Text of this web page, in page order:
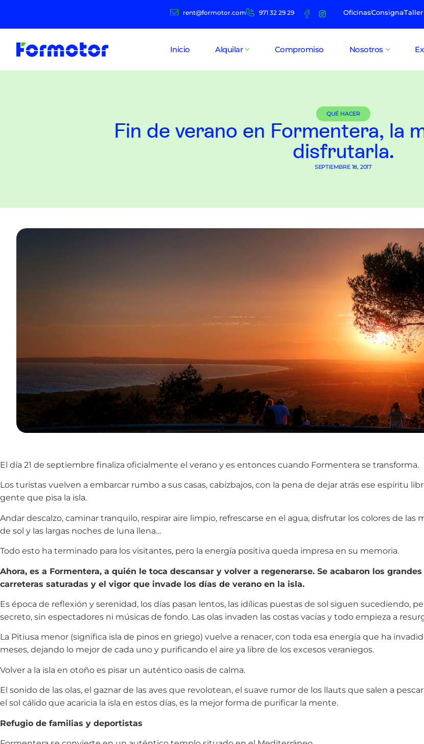
rent@formotor.com 971 32 29 29 OficinasConsignaTaller
Inicio Alquilar Compromiso Nosotros
QUÉ HACER
Fin de verano en Formentera, la
disfrutarla.
SEPTIEMBRE 18, 2017
El día 21 de septiembre finaliza oficialmente el verano y es entonces cuando Formentera se transforma.
Los turistas vuelven a embarcar rumbo a sus casas, cabizbajos, con la pena de dejar atrás ese espíritu
gente que pisa la isla.
Andar descalzo, caminar tranquilo, respirar aire limpio, refrescarse en el agua, disfrutar los colores de las
de sol y las largas noches de luna llena…
Todo esto ha terminado para los visitantes, pero la energía positiva queda impresa en su memoria.
Ahora, es a Formentera, a quién le toca descansar y volver a regenerarse. Se acabaron los
carreteras saturadas y el vigor que invade los días de verano en la isla.
Es época de reflexión y serenidad, los días pasan lentos, las idílicas puestas de sol siguen sucediendo,
secreto, sin espectadores ni músicas de fondo. Las olas invaden las costas vacías y todo empieza a
La Pitiusa menor (significa isla de pinos en griego) vuelve a renacer, con toda esa energía que ha
meses, dejando lo mejor de cada uno y purificando el aire ya libre de los excesos veraniegos.
Volver a la isla en otoño es pisar un auténtico oasis de calma.
El sonido de las olas, el gaznar de las aves que revolotean, el suave rumor de los llauts que salen a
el sol cálido que acaricia la isla en estos días, es la mejor forma de purificar la mente.
Refugio de familias y deportistas